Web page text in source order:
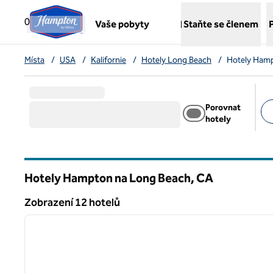
Přejít na obsah
0
Vaše pobyty Staňte se členem
Místa / USA / Kalifornie / Hotely Long Beach / Hotely
Porovnat
hotely
Hotely Hampton na Long Beach,CA
Zobrazení 12 hotelů
Zobrazení 12 hotelů
1 z 10